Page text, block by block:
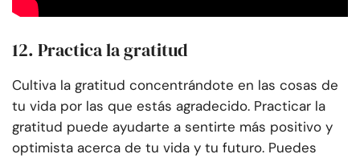
12. Practica la gratitud
Cultiva la gratitud concentrándote en las cosas de
tu vida por las que estás agradecido. Practicar la
gratitud puede ayudarte a sentirte más positivo y
optimista acerca de tu vida y tu futuro. Puedes